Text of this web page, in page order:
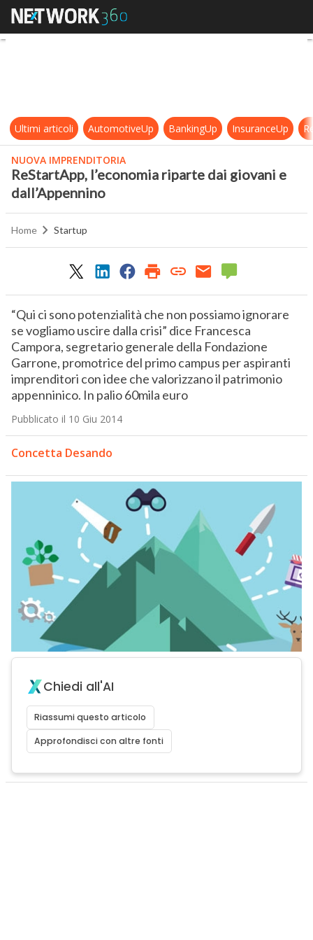
ReStartApp, l’economia riparte
Ultimi articoli AutomotiveUp BankingUp InsuranceUp
NUOVA IMPRENDITORIA
ReStartApp, l’economia riparte dai giovani e
dall’Appennino
Home Startup
“Qui ci sono potenzialità che non possiamo ignorare
se vogliamo uscire dalla crisi” dice Francesca
Campora, segretario generale della Fondazione
Garrone, promotrice del primo campus per aspiranti
imprenditori con idee che valorizzano il patrimonio
appenninico. In palio 60mila euro
Pubblicato il 10 Giu 2014
Concetta Desando
Chiedi all'AI
Riassumi questo articolo
Approfondisci con altre fonti